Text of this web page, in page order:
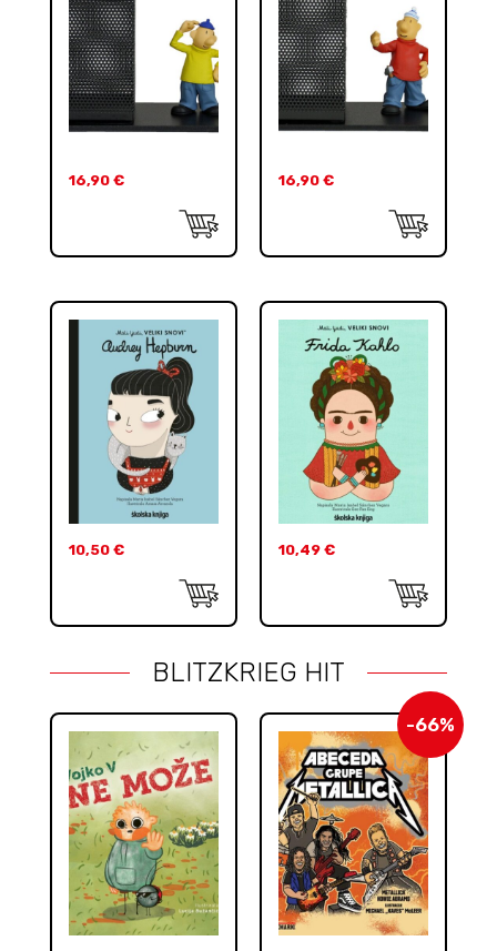
16,90 € 16,90 €
10,50 € 10,49 €
BLITZKRIEG HIT
-66%